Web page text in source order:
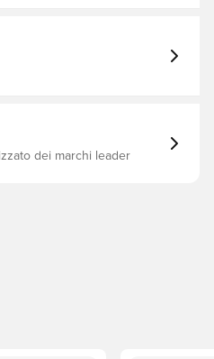
dei marchi leader